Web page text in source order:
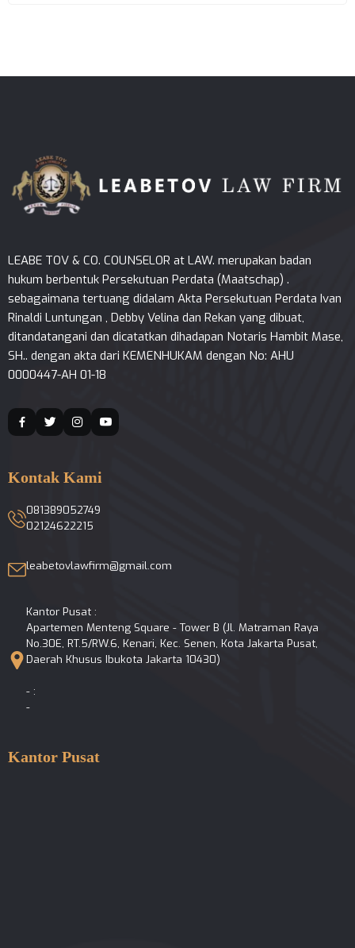
LEABE TOV & CO. COUNSELOR at LAW. merupakan badan
hukum berbentuk Persekutuan Perdata (Maatschap) .
sebagaimana tertuang didalam Akta Persekutuan Perdata Ivan
Rinaldi Luntungan , Debby Velina dan Rekan yang dibuat,
ditandatangani dan dicatatkan dihadapan Notaris Hambit Mase,
SH.. dengan akta dari KEMENHUKAM dengan No: AHU
0000447-AH 01-18
Kontak Kami
081389052749
02124622215
leabetovlawfirm@gmail.com
Kantor Pusat :
Apartemen Menteng Square - Tower B (Jl. Matraman Raya
No.30E, RT.5/RW.6, Kenari, Kec. Senen, Kota Jakarta Pusat,
Daerah Khusus Ibukota Jakarta 10430)
- :
-
Kantor Pusat